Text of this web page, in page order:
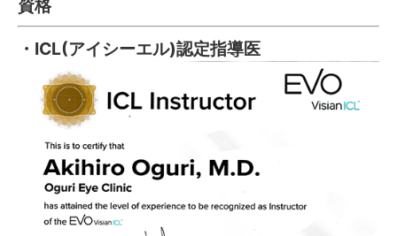
資格
・ICL(アイシーエル)認定指導医